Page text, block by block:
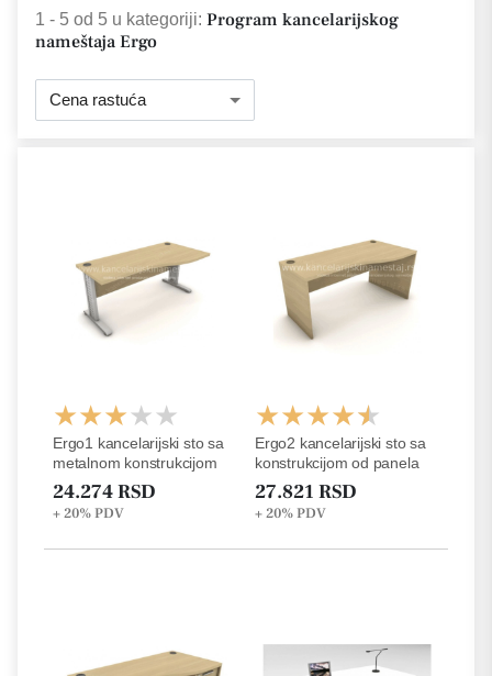
1 - 5 od 5 u kategoriji: Program kancelarijskog
nameštaja Ergo
Cena rastuća
Ergo1 kancelarijski sto sa
metalnom konstrukcijom
24.274 RSD
+ 20%PDV
Ergo2 kancelarijski sto sa
konstrukcijom od panela
27.821 RSD
+ 20%PDV